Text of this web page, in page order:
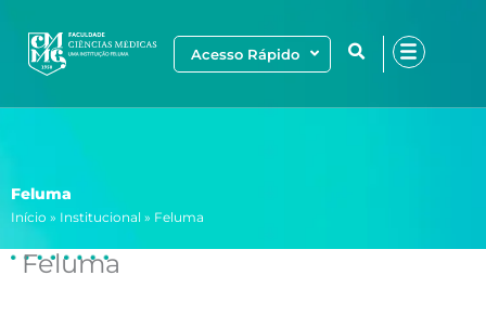
para
Acesso Rápido
Feluma
Início » Institucional » Feluma
Feluma